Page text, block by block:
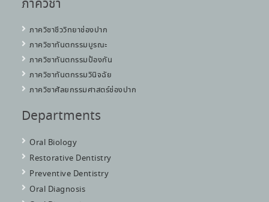
ภาควิชา
ภาควิชาชีววิทยาช่องปาก
ภาควิชาทันตกรรมบูรณะ
ภาควิชาทันตกรรมป้องกัน
ภาควิชาทันตกรรมวินิจฉัย
ภาควิชาศัลยกรรมศาสตร์ช่องปาก
Departments
Oral Biology
Restorative Dentistry
Preventive Dentistry
Oral Diagnosis